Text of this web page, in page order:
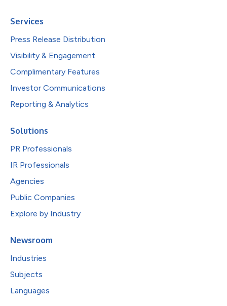
Services
Press Release Distribution
Visibility & Engagement
Complimentary Features
Investor Communications
Reporting & Analytics
Solutions
PR Professionals
IR Professionals
Agencies
Public Companies
Explore by Industry
Newsroom
Industries
Subjects
Languages